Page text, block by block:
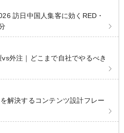
訪日中国人集客に効くRED・
外注｜どこまで自社でやるべき
解決するコンテンツ設計フレー